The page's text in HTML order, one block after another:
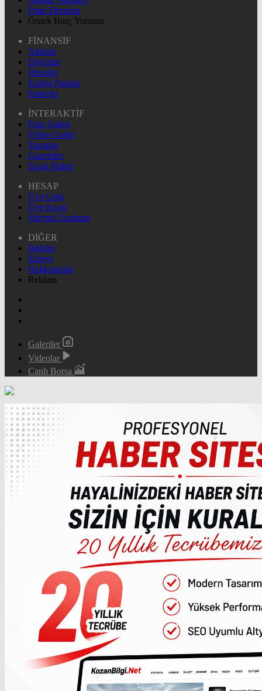
Puan Durumu
Örnek Burç Yorumu
FİNANSİF
Altınlar
Dövizler
Hisseler
Kripto Paralar
Pariteler
İNTERAKTİF
Foto Galeri
Video Galeri
Yazarlar
Gazeteler
Sıcak Haber
HESAP
Üye Giriş
Üye Kayıt
Şifremi Unuttum
DİĞER
İletişim
Künye
Hakkımızda
Reklam
Galeriler
Videolar
Canlı Borsa